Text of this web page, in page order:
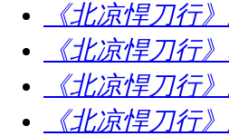
《北凉悍刀行
《北凉悍刀行
《北凉悍刀行
《北凉悍刀行